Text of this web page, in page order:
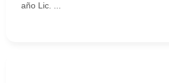
año Lic. ...